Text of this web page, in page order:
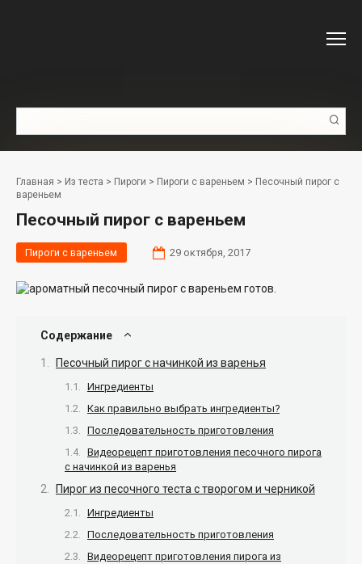
Главная > Из теста > Пироги > Пироги с вареньем > Песочный пирог с
вареньем
Песочный пирог с вареньем
Пироги с вареньем 29 октября, 2017
Содержание
Песочный пирог с начинкой из варенья
Ингредиенты
Как правильно выбрать ингредиенты?
Последовательность приготовления
Видеорецепт приготовления песочного пирога
с начинкой из варенья
Пирог из песочного теста с творогом и черникой
Ингредиенты
Последовательность приготовления
Видеорецепт приготовления пирога из